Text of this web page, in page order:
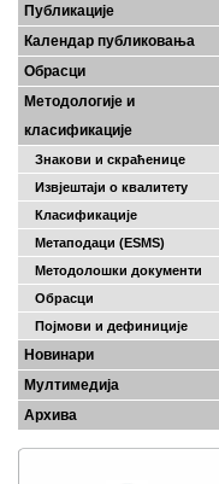
Публикације
Календар публиковања
Обрасци
Методологије и
класификације
Знакови и скраћенице
Извјештаји о квалитету
Класификације
Метаподаци (ESMS)
Методолошки документи
Обрасци
Појмови и дефиниције
Новинари
Мултимедија
Архива